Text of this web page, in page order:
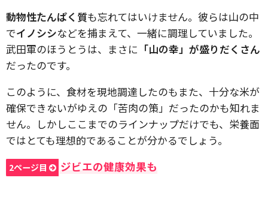
動物性たんぱく質も忘れてはいけません。彼らは山の中
でイノシシなどを捕まえて、一緒に調理していました。
武田軍のほうとうは、まさに 「山の幸」が盛りだくさん
だったのです。
このように、食材を現地調達したのもまた、十分な米が
確保できないがゆえの「苦肉の策」だったのかも知れま
せん。しかしここまでのラインナップだけでも、栄養面
ではとても理想的であることが分かるでしょう。
2ページ目 ジビエの健康効果も